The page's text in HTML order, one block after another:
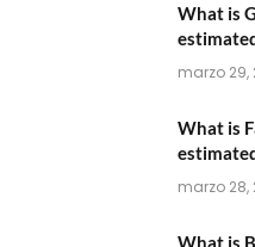
What is
marzo 29,
What is
marzo 28,
What is